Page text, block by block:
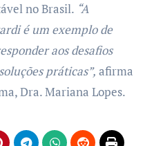
no Brasil. “A
é um exemplo de
aos desafios
práticas”, afirma
Dra. Mariana Lopes.